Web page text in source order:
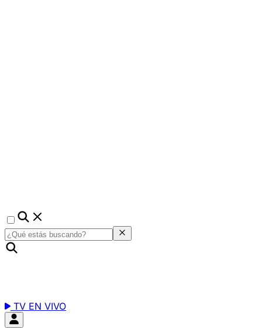
TV EN VIVO